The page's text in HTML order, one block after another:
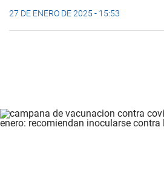
27 DE ENERO DE 2025 - 15:53